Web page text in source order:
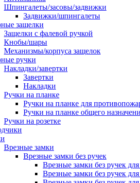
Шпингалеты/засовы/задвижки
Задвижки/шпингалеты
защелки
Защелки с фалевой ручкой
Кнобы/шары
Механизмы/корпуса защелок
ручки
Накладки/завертки
Завертки
Накладки
Ручки на планке
Ручки на планке для
Ручки на планке общего
Ручки на розетке
Врезные замки
Врезные замки без ручек
Врезные замки без ручек
Врезные замки без ручек